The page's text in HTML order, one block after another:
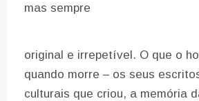
mas sempre
original e irrepetível. O que o
quando morre – os seus
culturais que criou, a memória